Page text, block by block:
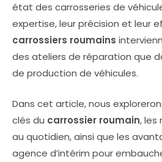
état des carrosseries de
expertise, leur précision et leur
carrossiers roumains
des ateliers de réparation que
de production de véhicules.
Dans cet article, nous
clés du carrossier roumain, les
au quotidien, ainsi que les
agence d’intérim pour